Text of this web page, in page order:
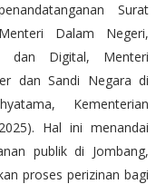
Surat
Dalam Negeri,
dan Digital, Menteri
dan Sandi Negara di
Kementerian
Hal ini menandai
publik di Jombang,
proses perizinan bagi